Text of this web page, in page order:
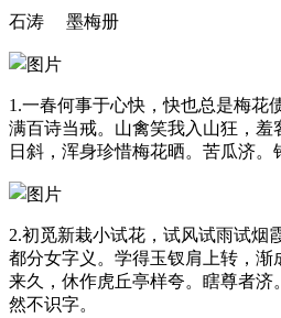
石涛 墨梅册
1.一春何事于心快，快也总是梅花
满百诗当戒。山禽笑我入山狂，羞
日斜，浑身珍惜梅花晒。苦瓜济。
2.初觅新栽小试花，试风试雨试烟
都分女字义。学得玉钗肩上转，
来久，休作虎丘亭样夸。瞎尊者济
然不识字。